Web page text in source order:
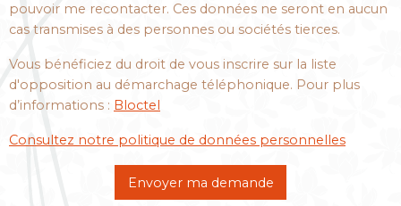
pouvoir me recontacter. Ces données ne seront en aucun
cas transmises à des personnes ou sociétés tierces.
Vous bénéficiez du droit de vous inscrire sur la liste
d'opposition au démarchage téléphonique. Pour plus
d’informations : Bloctel
Consultez notre politique de données personnelles
Envoyer ma demande